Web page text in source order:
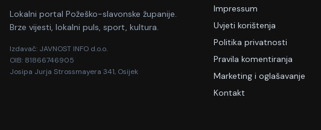
Lokalni portal Požeško-slavonske županije.
Brze vijesti, lokalni puls, sport, kultura.
Izdavač: JAVNOST INFO d.o.o.
OIB: 81866746905
Josipa Jurja Strossmayera 341, Osijek
Impressum
Uvjeti korištenja
Politika privatnosti
Pravila komentiranja
Marketing i oglašavanje
Kontakt